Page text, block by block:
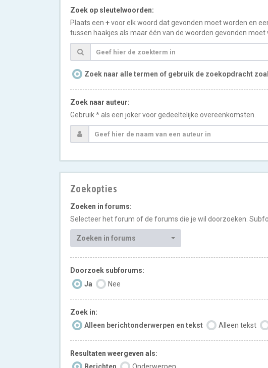
Zoek op sleutelwoorden:
Plaats een +voor elk woord dat gevonden moet worden en
tussen haakjes als maar één van de woorden gevonden
Zoek naar alle termen of gebruik de zoekopdracht
Zoek naar auteur:
Gebruik * als een joker voor gedeeltelijke overeenkomsten.
Zoekopties
Zoeken in forums:
Selecteer het forum of de forums die je wil doorzoeken.
Zoeken in forums
Doorzoek subforums:
Ja
Nee
Zoek in:
Alleen berichtonderwerpen en tekst
Alleen tekst
Resultaten weergeven als: